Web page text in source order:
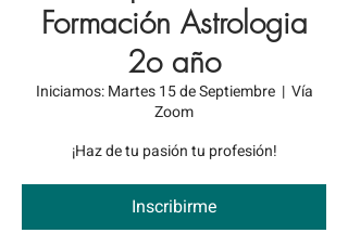
Formación Astrologia
2o año
Iniciamos: Martes 15 de Septiembre
  |
Vía
Zoom
¡Haz de tu pasión tu profesión!
Inscribirme